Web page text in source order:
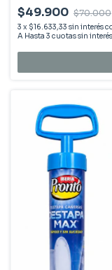
$49.900 $70.000
3 x $16.633,33 sin interés